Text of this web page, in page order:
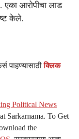
एका आरोपीचा लाड
केले.
पाहण्यासाठीक्लिक
Political News
at Sarkarnama. To Get
the